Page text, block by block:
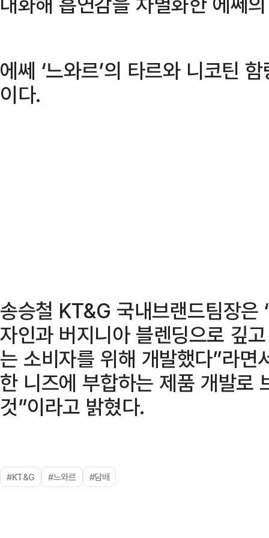
에쎄 ‘느와르’의 타르와 니코틴
이다.
송승철 KT&G 국내브랜드팀장은
자인과 버지니아 블렌딩으로 깊
는 소비자를 위해 개발했다”라면
한 니즈에 부합하는 제품 개발로
것”이라고 밝혔다.
#KT&G #느와르 #담배